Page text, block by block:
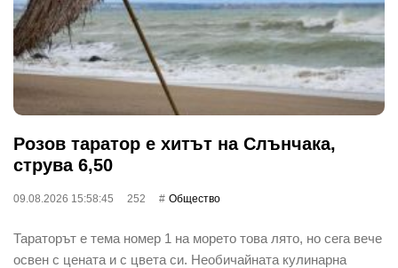
Розов таратор е хитът на Слънчака,
струва 6,50
09.08.2026 15:58:45 252 Общество
Тараторът е тема номер 1 на морето това лято, но сега вече
освен с цената и с цвета си. Необичайната кулинарна